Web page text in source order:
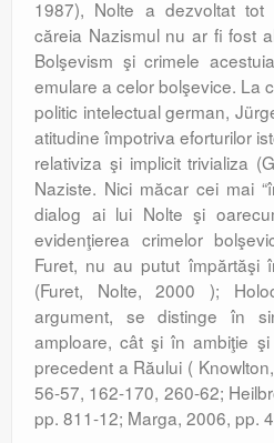
1987), Nolte a dezvoltat
căreia Nazismul nu ar fi fost
Bolşevism şi crimele
emulare a celor bolşevice. La
politic intelectual german,
atitudine împotriva eforturilor
relativiza şi implicit trivializa
Naziste. Nici măcar cei mai
dialog ai lui Nolte şi
evidenţierea crimelor
Furet, nu au putut împărtăşi
(Furet, Nolte, 2000 );
argument, se distinge în
amploare, cât şi în ambiţie
precedent a Răului (
56-57, 162-170, 260-62;
pp. 811-12; Marga, 2006, pp.